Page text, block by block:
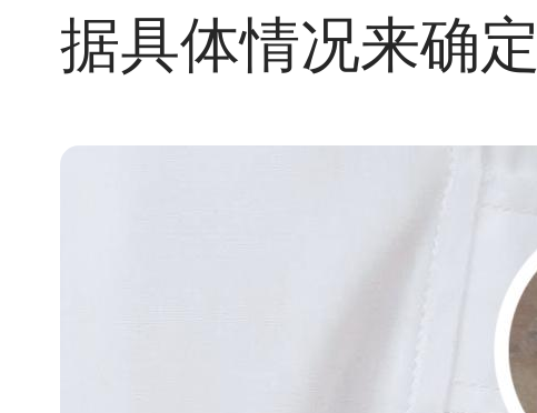
据具体情况来确